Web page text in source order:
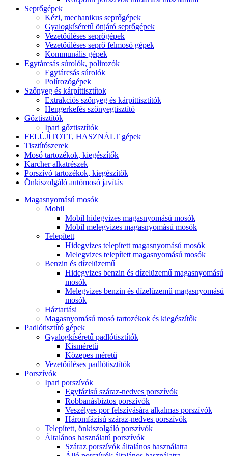
Seprőgépek
Kézi, mechanikus seprőgépek
Gyalogkíséretű önjáró seprőgépek
Vezetőüléses seprőgépek
Vezetőüléses seprő felmosó gépek
Kommunális gépek
Egytárcsás súrolók, polirozók
Egytárcsás súrolók
Polírozógépek
Szőnyeg és kárpíttisztítok
Extrakciós szőnyeg és kárpittisztítók
Hengerkefés szőnyegtisztító
Gőztisztítók
Ipari gőztisztítók
FELÚJÍTOTT, HASZNÁLT gépek
Tisztítószerek
Mosó tartozékok, kiegészítők
Karcher alkatrészek
Porszívó tartozékok, kiegészítők
Önkiszolgáló autómosó javítás
Magasnyomású mosók
Mobil
Mobil hidegvizes magasnyomású mosók
Mobil melegvizes magasnyomású mosók
Telepített
Hidegvizes telepített magasnyomású mosók
Melegvizes telepített magasnyomású mosók
Benzin és dízelüzemű
Hidegvizes benzin és dízelüzemű magasnyomású
mosók
Melegvizes benzin és dízelüzemű magasnyomású
mosók
Háztartási
Magasnyomású mosó tartozékok és kiegészítők
Padlótisztító gépek
Gyalogkíséretű padlótisztítók
Kisméretű
Közepes méretű
Vezetőüléses padlótisztítók
Porszívók
Ipari porszívók
Egyfázisú száraz-nedves porszívók
Robbanásbiztos porszívók
Veszélyes por felszívására alkalmas porszívók
Háromfázisú száraz-nedves porszívók
Telepített, önkiszolgáló porszívók
Általános használatú porszívók
Száraz porszívók általános használatra